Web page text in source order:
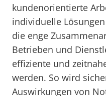
kundenorientierte
individuelle
die enge
Betrieben und
effiziente und
werden. So wird
Auswirkungen von